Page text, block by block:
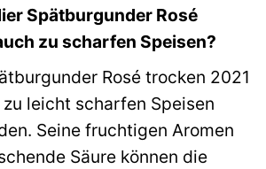
Spätburgunder Rosé
zu scharfen Speisen?
Rosé trocken 2021
leicht scharfen Speisen
Seine fruchtigen Aromen
Säure können die